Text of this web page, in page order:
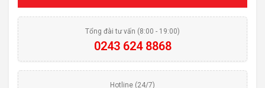
Tổng đài tư vấn (8:00 - 19:00)
0243 624 8868
Hotline (24/7)